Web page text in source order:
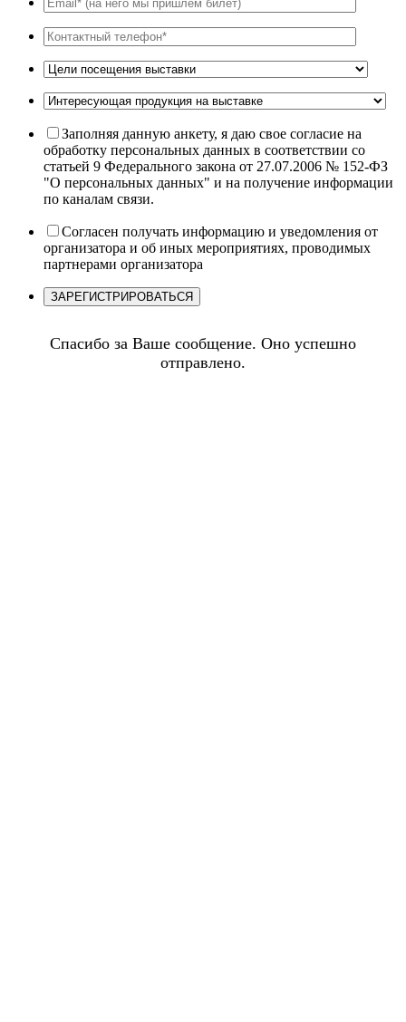
Заполняя данную анкету, я даю свое согласие на
обработку персональных данных в соответствии со
статьей 9 Федерального закона от 27.07.2006 № 152-ФЗ
"О персональных данных" и на получение информации
по каналам связи.
Согласен получать информацию и уведомления от
организатора и об иных мероприятиях, проводимых
партнерами организатора
Спасибо за Ваше сообщение. Оно успешно
отправлено.